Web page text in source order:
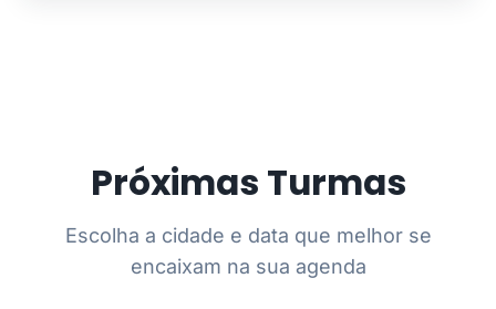
Próximas Turmas
Escolha a cidade e data que melhor se
encaixam na sua agenda